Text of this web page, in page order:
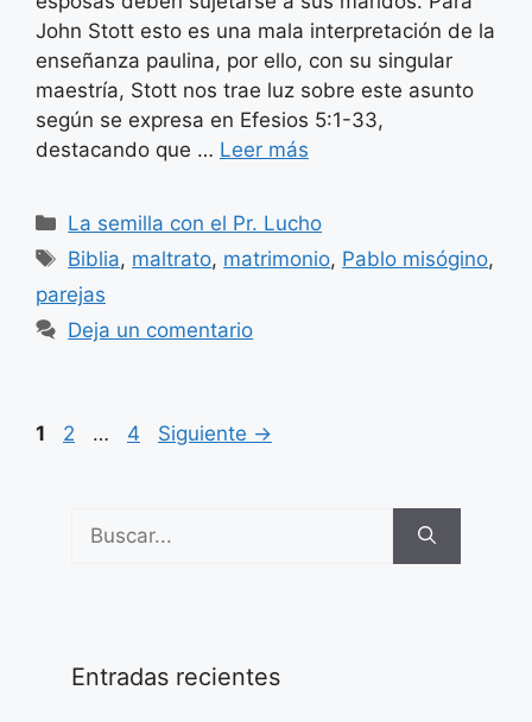
John Stott esto es una mala interpretación de la
enseñanza paulina, por ello, con su singular
maestría, Stott nos trae luz sobre este asunto
según se expresa en Efesios 5:1-33,
destacando que … Leer más
Categorías
La semilla con el Pr. Lucho
Etiquetas
Biblia, maltrato, matrimonio, Pablo misógino,
parejas
Deja un comentario
Página
1 Página
2 … Página
4 Siguiente →
Entradas recientes